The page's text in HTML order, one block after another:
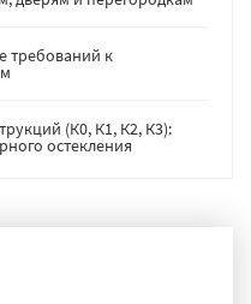
требований к
(К0, К1, К2, К3):
остекления